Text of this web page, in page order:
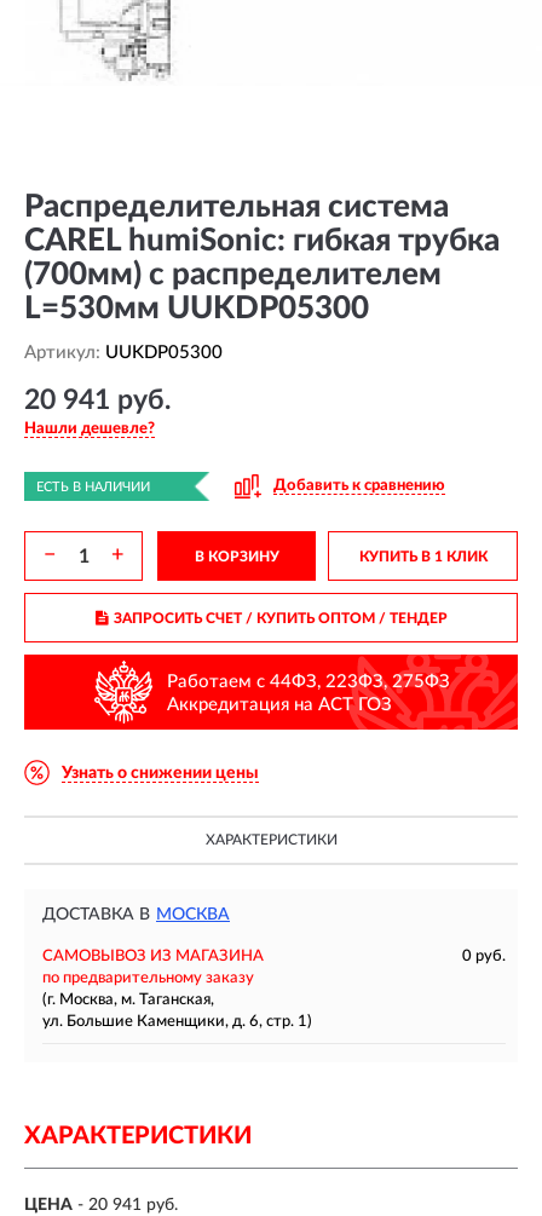
Распределительная система
CAREL humiSonic: гибкая трубка
(700мм) с распределителем
L=530мм UUKDP05300
Артикул: UUKDP05300
20 941 руб.
Нашли дешевле?
ЕСТЬ В НАЛИЧИИ Добавить к сравнению
− + В КОРЗИНУ КУПИТЬ В 1 КЛИК
ЗАПРОСИТЬ СЧЕТ / КУПИТЬ ОПТОМ/ ТЕНДЕР
Работаем с 44ФЗ, 223ФЗ, 275ФЗ
Аккредитация на АСТ ГОЗ
Узнать о снижении цены
ХАРАКТЕРИСТИКИ
ДОСТАВКА В МОСКВА
САМОВЫВОЗ ИЗ МАГАЗИНА
0 руб.
по предварительному заказу
(г. Москва, м. Таганская,
ул. Большие Каменщики, д. 6, стр. 1)
ХАРАКТЕРИСТИКИ
ЦЕНА - 20 941 руб.